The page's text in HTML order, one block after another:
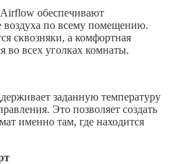
обеспечивают
воздуха по всему помещению.
сквозняки, а комфортная
во всех уголках комнаты.
заданную температуру
Это позволяет создать
именно там, где находится